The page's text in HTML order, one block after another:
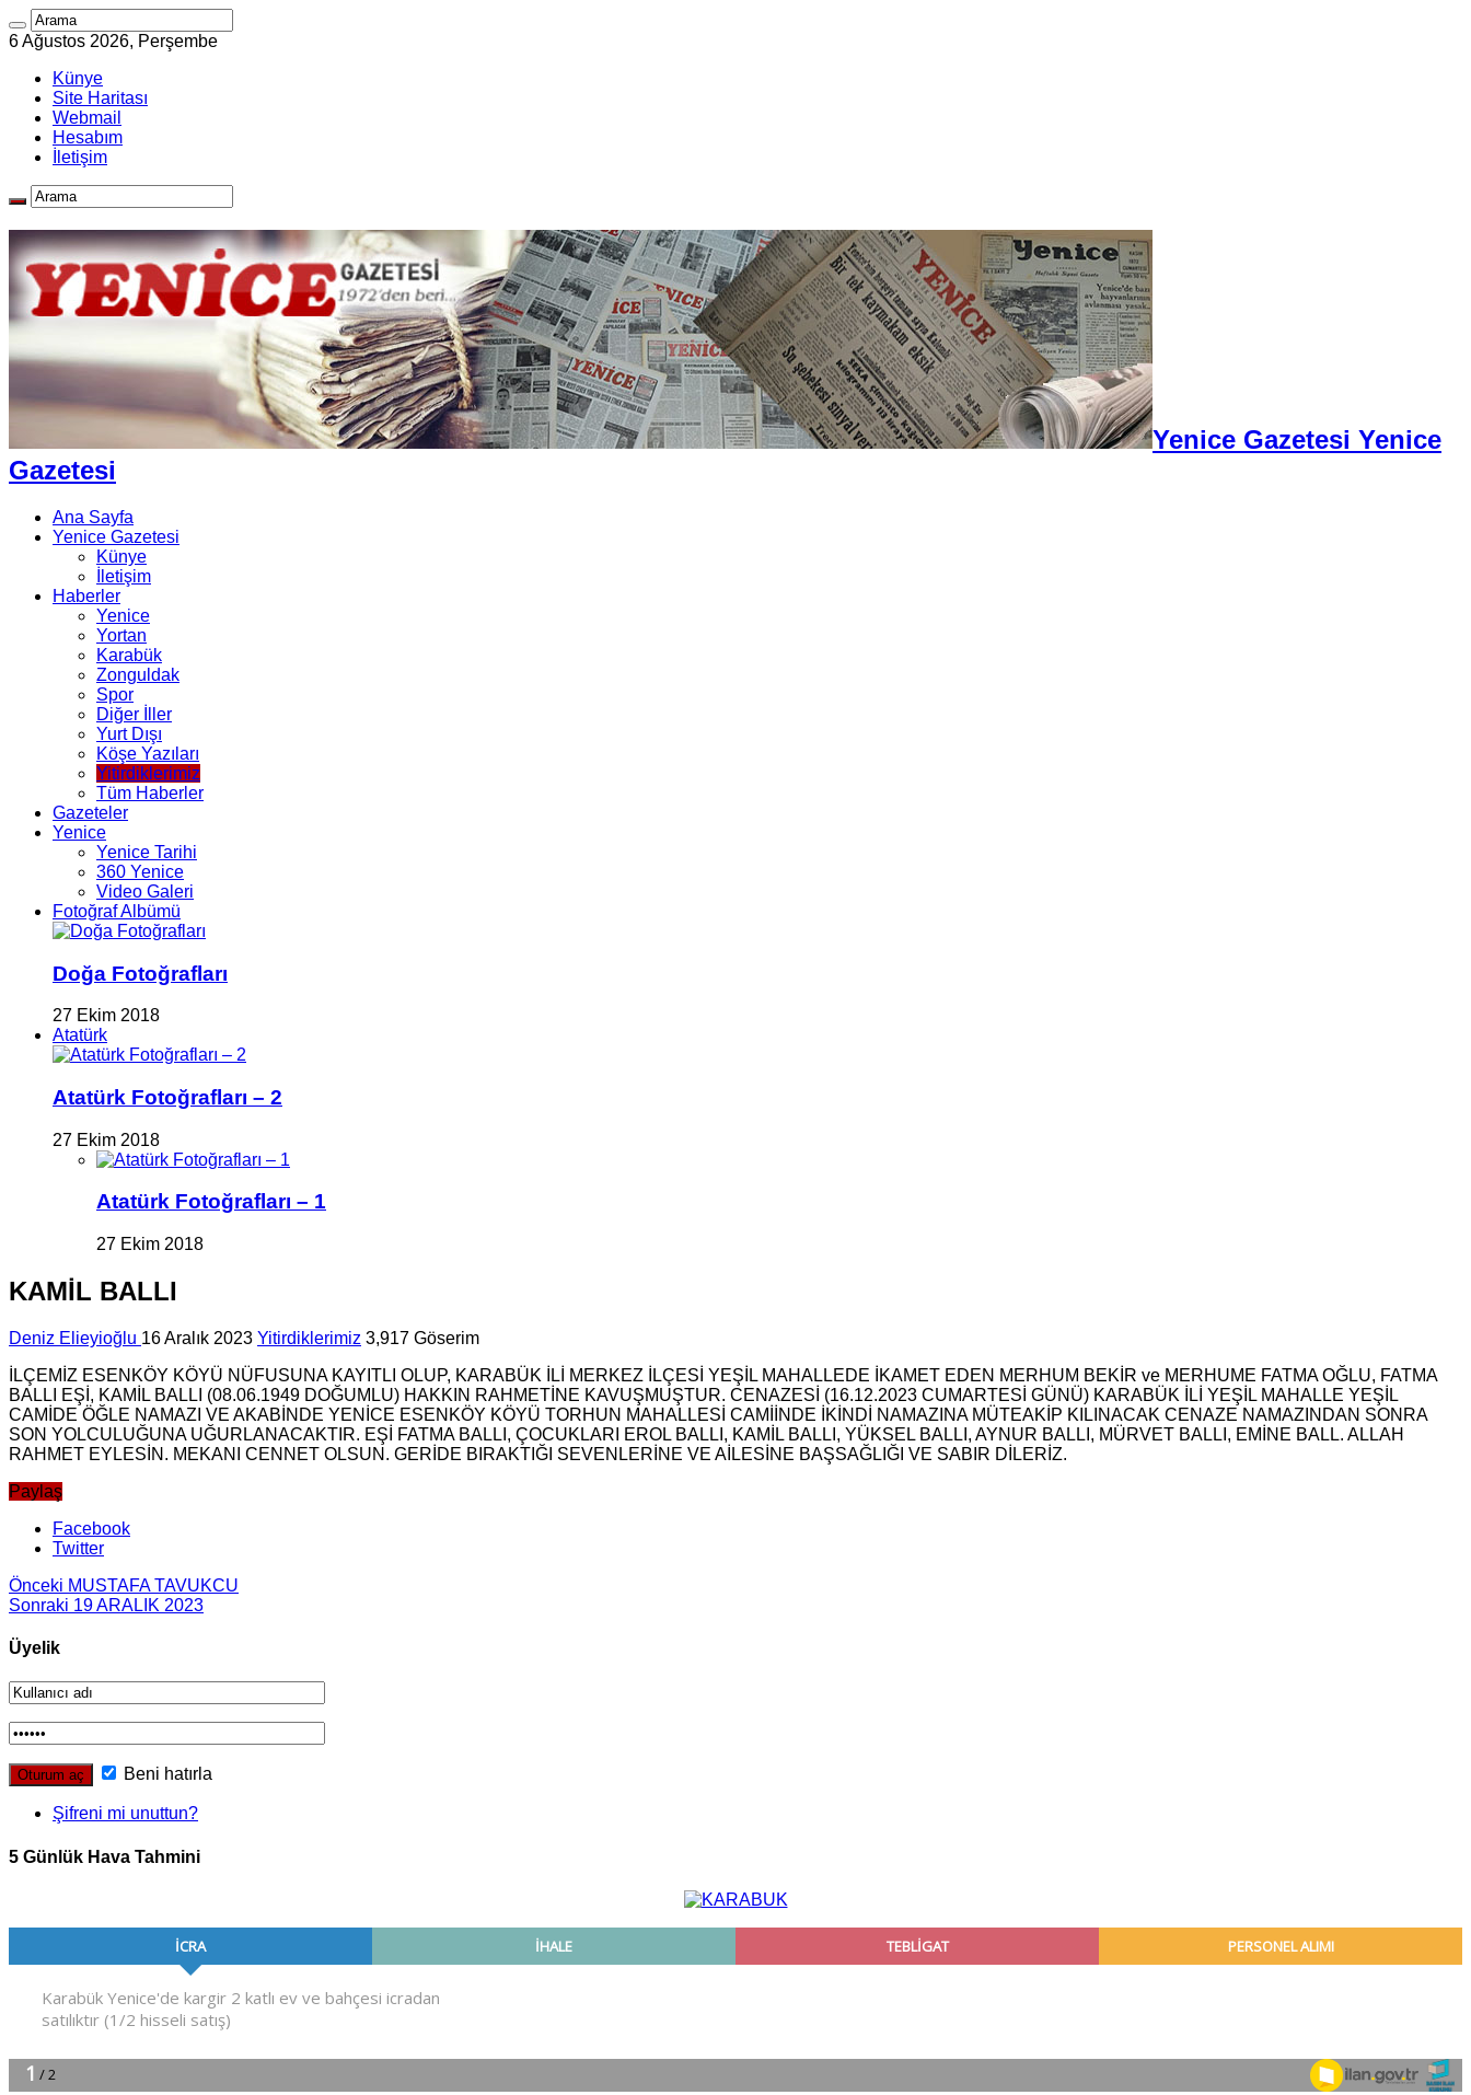
6 Ağustos 2026, Perşembe
Künye
Site Haritası
Webmail
Hesabım
İletişim
Yenice Gazetesi Yenice
Gazetesi
Ana Sayfa
Yenice Gazetesi
Künye
İletişim
Haberler
Yenice
Yortan
Karabük
Zonguldak
Spor
Diğer İller
Yurt Dışı
Köşe Yazıları
Yitirdiklerimiz
Tüm Haberler
Gazeteler
Yenice
Yenice Tarihi
360 Yenice
Video Galeri
Fotoğraf Albümü
Doğa Fotoğrafları
27 Ekim 2018
Atatürk
Atatürk Fotoğrafları – 2
27 Ekim 2018
Atatürk Fotoğrafları – 1
27 Ekim 2018
KAMİL BALLI
Deniz Elieyioğlu 16 Aralık 2023 Yitirdiklerimiz 3,917 Göserim
İLÇEMİZ ESENKÖY KÖYÜ NÜFUSUNA KAYITLI OLUP, KARABÜK İLİ MERKEZ İLÇESİ YEŞİL MAHALLEDE İKAMET EDEN MERHUM BEKİR ve MERHUME FATMA OĞLU, FATMA
BALLI EŞİ, KAMİL BALLI (08.06.1949 DOĞUMLU) HAKKIN RAHMETİNE KAVUŞMUŞTUR. CENAZESİ (16.12.2023 CUMARTESİ GÜNÜ) KARABÜK İLİ YEŞİL MAHALLE YEŞİL
CAMİDE ÖĞLE NAMAZI VE AKABİNDE YENİCE ESENKÖY KÖYÜ TORHUN MAHALLESİ CAMİİNDE İKİNDİ NAMAZINA MÜTEAKİP KILINACAK CENAZE NAMAZINDAN SONRA
SON YOLCULUĞUNA UĞURLANACAKTIR. EŞİ FATMA BALLI, ÇOCUKLARI EROL BALLI, KAMİL BALLI, YÜKSEL BALLI, AYNUR BALLI, MÜRVET BALLI, EMİNE BALL. ALLAH
RAHMET EYLESİN. MEKANI CENNET OLSUN. GERİDE BIRAKTIĞI SEVENLERİNE VE AİLESİNE BAŞSAĞLIĞI VE SABIR DİLERİZ.
Paylaş
Facebook
Twitter
Önceki MUSTAFA TAVUKCU
Sonraki 19 ARALIK 2023
Üyelik
Beni hatırla
Şifreni mi unuttun?
5 Günlük Hava Tahmini